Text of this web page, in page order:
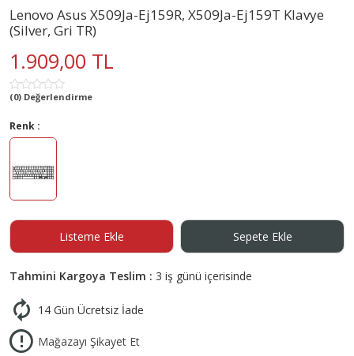
Lenovo Asus X509Ja-Ej159R, X509Ja-Ej159T Klavye
(Silver, Gri TR)
1.909,00 TL
(0) Değerlendirme
Renk :
Listeme Ekle Sepete Ekle
Tahmini Kargoya Teslim : 3 iş günü içerisinde
14 Gün Ücretsiz İade
Mağazayı Şikayet Et